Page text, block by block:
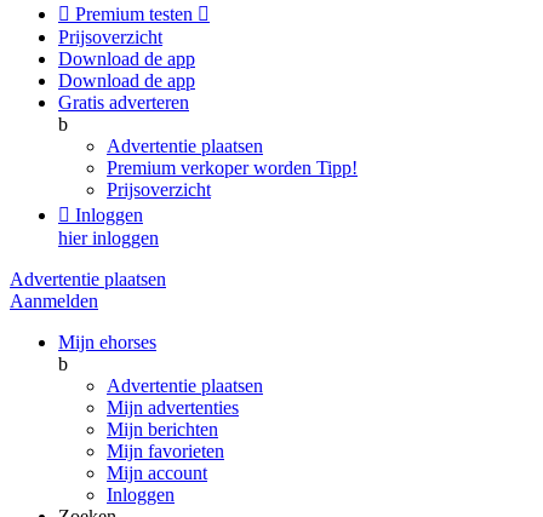
 Premium testen 
Prijsoverzicht
Download de app
Download de app
Gratis adverteren
b
Advertentie plaatsen
Premium verkoper worden Tipp!
Prijsoverzicht
 Inloggen
hier inloggen
Advertentie plaatsen
Aanmelden
Mijn ehorses
b
Advertentie plaatsen
Mijn advertenties
Mijn berichten
Mijn favorieten
Mijn account
Inloggen